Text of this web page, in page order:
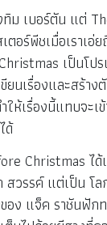
ทิม เบอร์ตัน แต่
อร์พีชเมื่อเราเอ่
เป็นโป
ยนเรื่องและสร้าง
ห้เรื่องนี้แทบจะเ
ด้
Christmas ไ
สวรรค์ แต่เป็น โ
อง แจ็ค ราชันฟัก